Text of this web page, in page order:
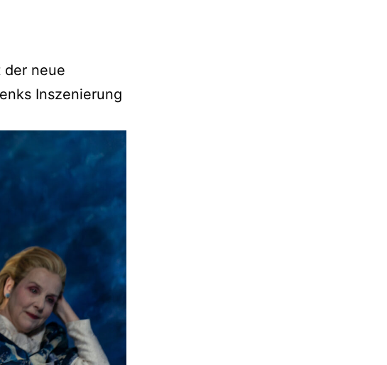
der neue
Inszenierung